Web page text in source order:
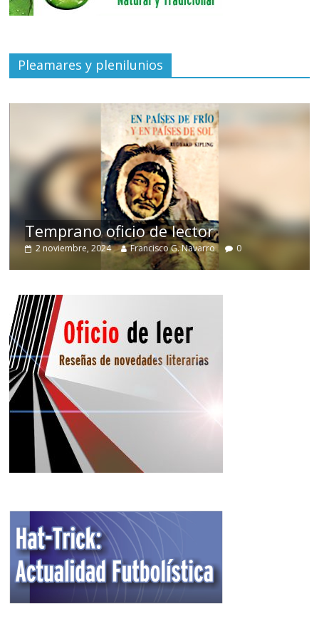
Pleamares y plenilunios
Temprano oficio de lector
2 noviembre, 2024 Francisco G. Navarro 0